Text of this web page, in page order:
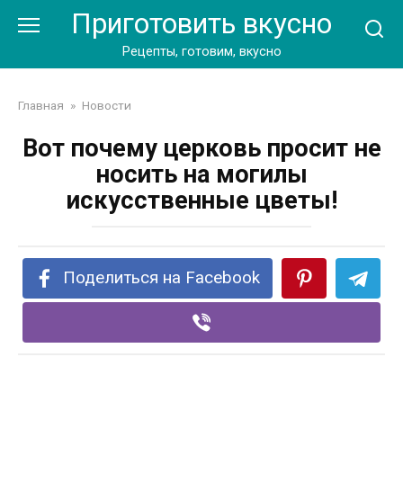
Приготовить вкусно
Рецепты, готовим, вкусно
Главная » Новости
Вот почему церковь просит не
носить на могилы
искусственные цветы!
Поделиться на Facebook